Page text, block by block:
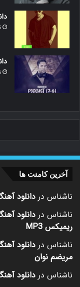
آخرین کامنت ها
ناشناس در دانلود
ناشناس دردانلود
ریمیکس MP3
ناشناس در دانلود
مریضم نوان
ناشناس در دانلود